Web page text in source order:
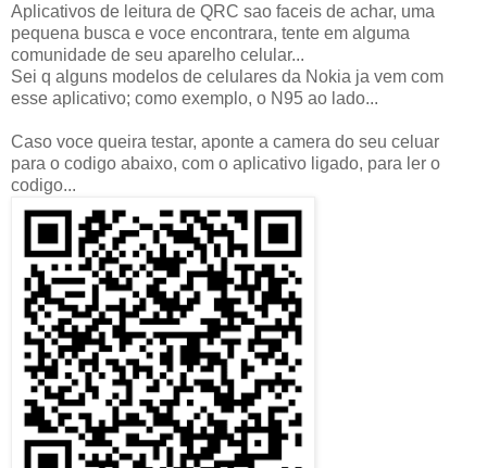
Aplicativos de leitura de QRC sao faceis de achar, uma
pequena busca e voce encontrara, tente em alguma
comunidade de seu aparelho celular...
Sei q alguns modelos de celulares da Nokia ja vem com
esse aplicativo; como exemplo, o N95 ao lado...
Caso voce queira testar, aponte a camera do seu celuar
para o codigo abaixo, com o aplicativo ligado, para ler o
codigo...